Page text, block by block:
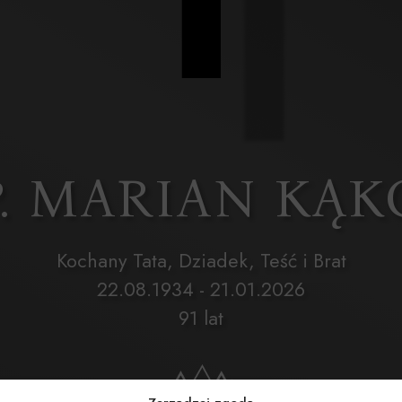
MARIAN
Kochany Tata, Dziadek, Teść i Brat
22.08.1934 - 21.01.2026
91 lat